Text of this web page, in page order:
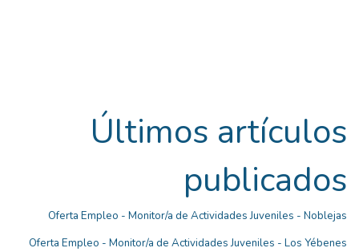
Últimos artículos
publicados
Oferta Empleo - Monitor/a de Actividades Juveniles - Noblejas
Oferta Empleo - Monitor/a de Actividades Juveniles - Los Yébenes